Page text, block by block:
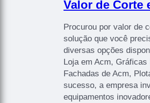
Valor de Corte
Procurou por valor de
solução que você
diversas opções
Loja em Acm,
Fachadas de Acm,
sucesso, a empresa
equipamentos